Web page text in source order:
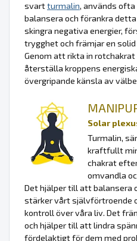
svartturmalin, används
balansera och förankra
skingra negativa energier,
trygghet och främjar en
Genom att rikta in rotchakrat
återställa kroppens
övergripande känsla av
Solar
Turmalin,
kraftfullt
chakrat
omvandla
Det hjälper till att balansera
stärker vårt självförtroende
kontroll över våra liv. Det
och hjälper till att lindra
fördelaktigt för dem med